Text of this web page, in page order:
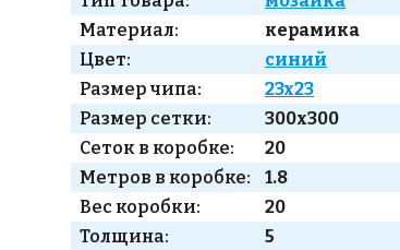
Материал:
керамика
Цвет:
синий
Размер чипа:
23x23
Размер сетки:
300x300
Сеток в коробке:
20
Метров в коробке:
1.8
Вес коробки:
20
Толщина:
5